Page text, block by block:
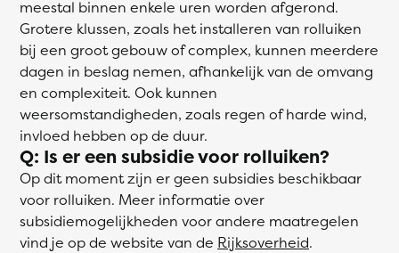
meestal binnen enkele uren worden afgerond.
Grotere klussen, zoals het installeren van rolluiken
bij een groot gebouw of complex, kunnen meerdere
dagen in beslag nemen, afhankelijk van de omvang
en complexiteit. Ook kunnen
weersomstandigheden, zoals regen of harde wind,
invloed hebben op de duur.
Q: Is er een subsidie voor rolluiken?
Op dit moment zijn er geen subsidies beschikbaar
voor rolluiken. Meer informatie over
subsidiemogelijkheden voor andere maatregelen
vind je op de website van de Rijksoverheid.